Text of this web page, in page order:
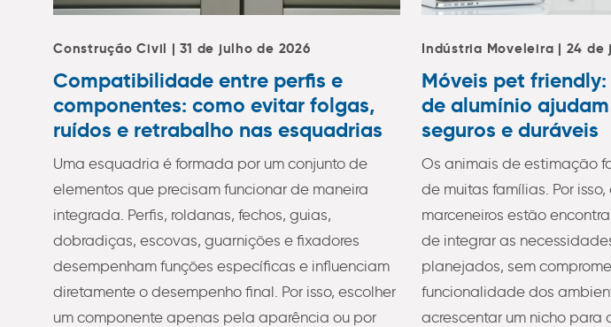
Construção Civil | 31 de julho de 2026
Compatibilidade entre perfis e
componentes: como evitar folgas,
ruídos e retrabalho nas esquadrias
Uma esquadria é formada por um conjunto de
elementos que precisam funcionar de maneira
integrada. Perfis, roldanas, fechos, guias,
dobradiças, escovas, guarnições e fixadores
desempenham funções específicas e influenciam
diretamente o desempenho final. Por isso, escolher
um componente apenas pela aparência ou por
Indústria Moveleira | 24 de
Móveis pet
de alumínio
seguros e duráveis
Os animais de estimação
de muitas famílias. Por
marceneiros estão
de integrar as
planejados, sem
funcionalidade dos
acrescentar um nicho para